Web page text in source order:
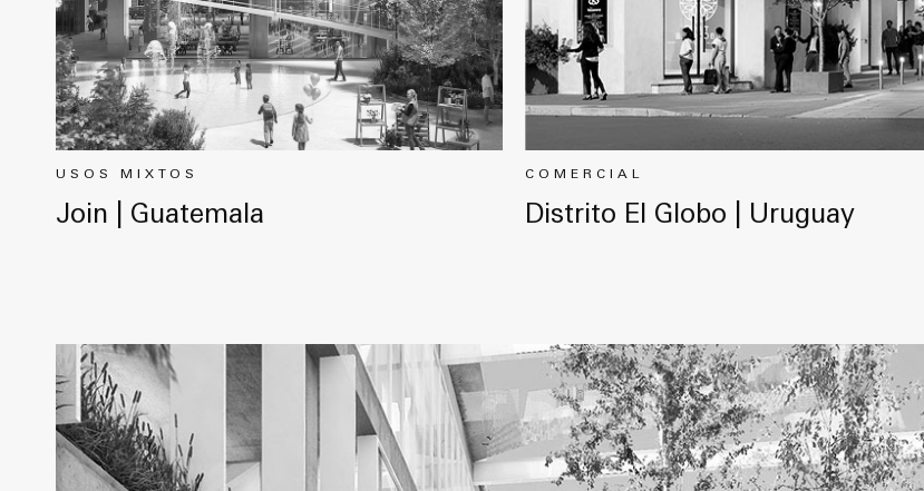
USOS MIXTOS
Join | Guatemala
COMERCIAL
Distrito El Globo | Uruguay